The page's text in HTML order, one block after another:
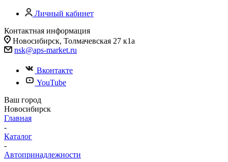
Личный кабинет
Контактная информация
Новосибирск, Толмачевская 27 к1а
nsk@aps-market.ru
Вконтакте
YouTube
Ваш город
Новосибирск
Главная
-
Каталог
-
Автопринадлежности